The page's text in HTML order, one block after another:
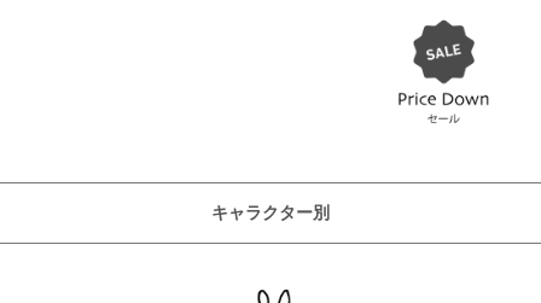
キャラクター別